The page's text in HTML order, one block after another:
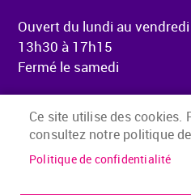
Ouvert du lundi au
13h30 à 17h15
Fermé le samedi
Menu Pied de page
Accueil
Mentions légales
Ce site utilise des cookies.
consultez notre politique
Politique de confidentialité